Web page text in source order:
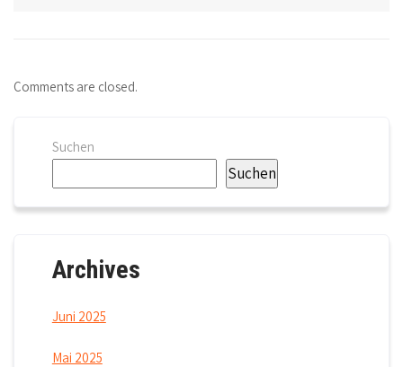
Comments are closed.
Suchen
Suchen
Archives
Juni 2025
Mai 2025